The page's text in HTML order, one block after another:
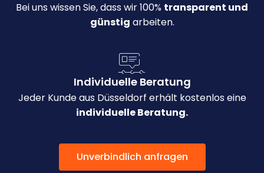
Bei uns wissen Sie, dass wir 100% transparent und
günstig arbeiten.
Individuelle Beratung
Jeder Kunde aus Düsseldorf erhält kostenlos eine
individuelle Beratung.
Unverbindlich anfragen